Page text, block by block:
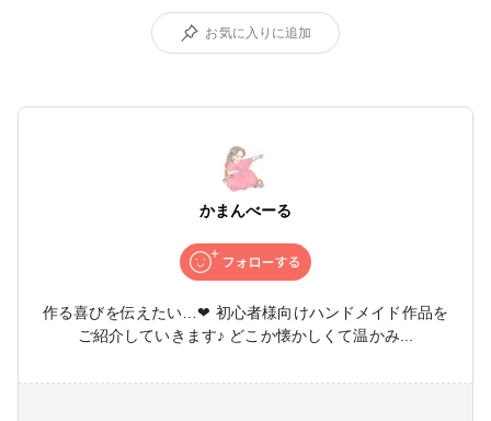
お気に入りに追加
かまんべーる
作る喜びを伝えたい…❤ 初心者様向けハンドメイド作品を
ご紹介していきます♪ どこか懐かしくて温かみ...